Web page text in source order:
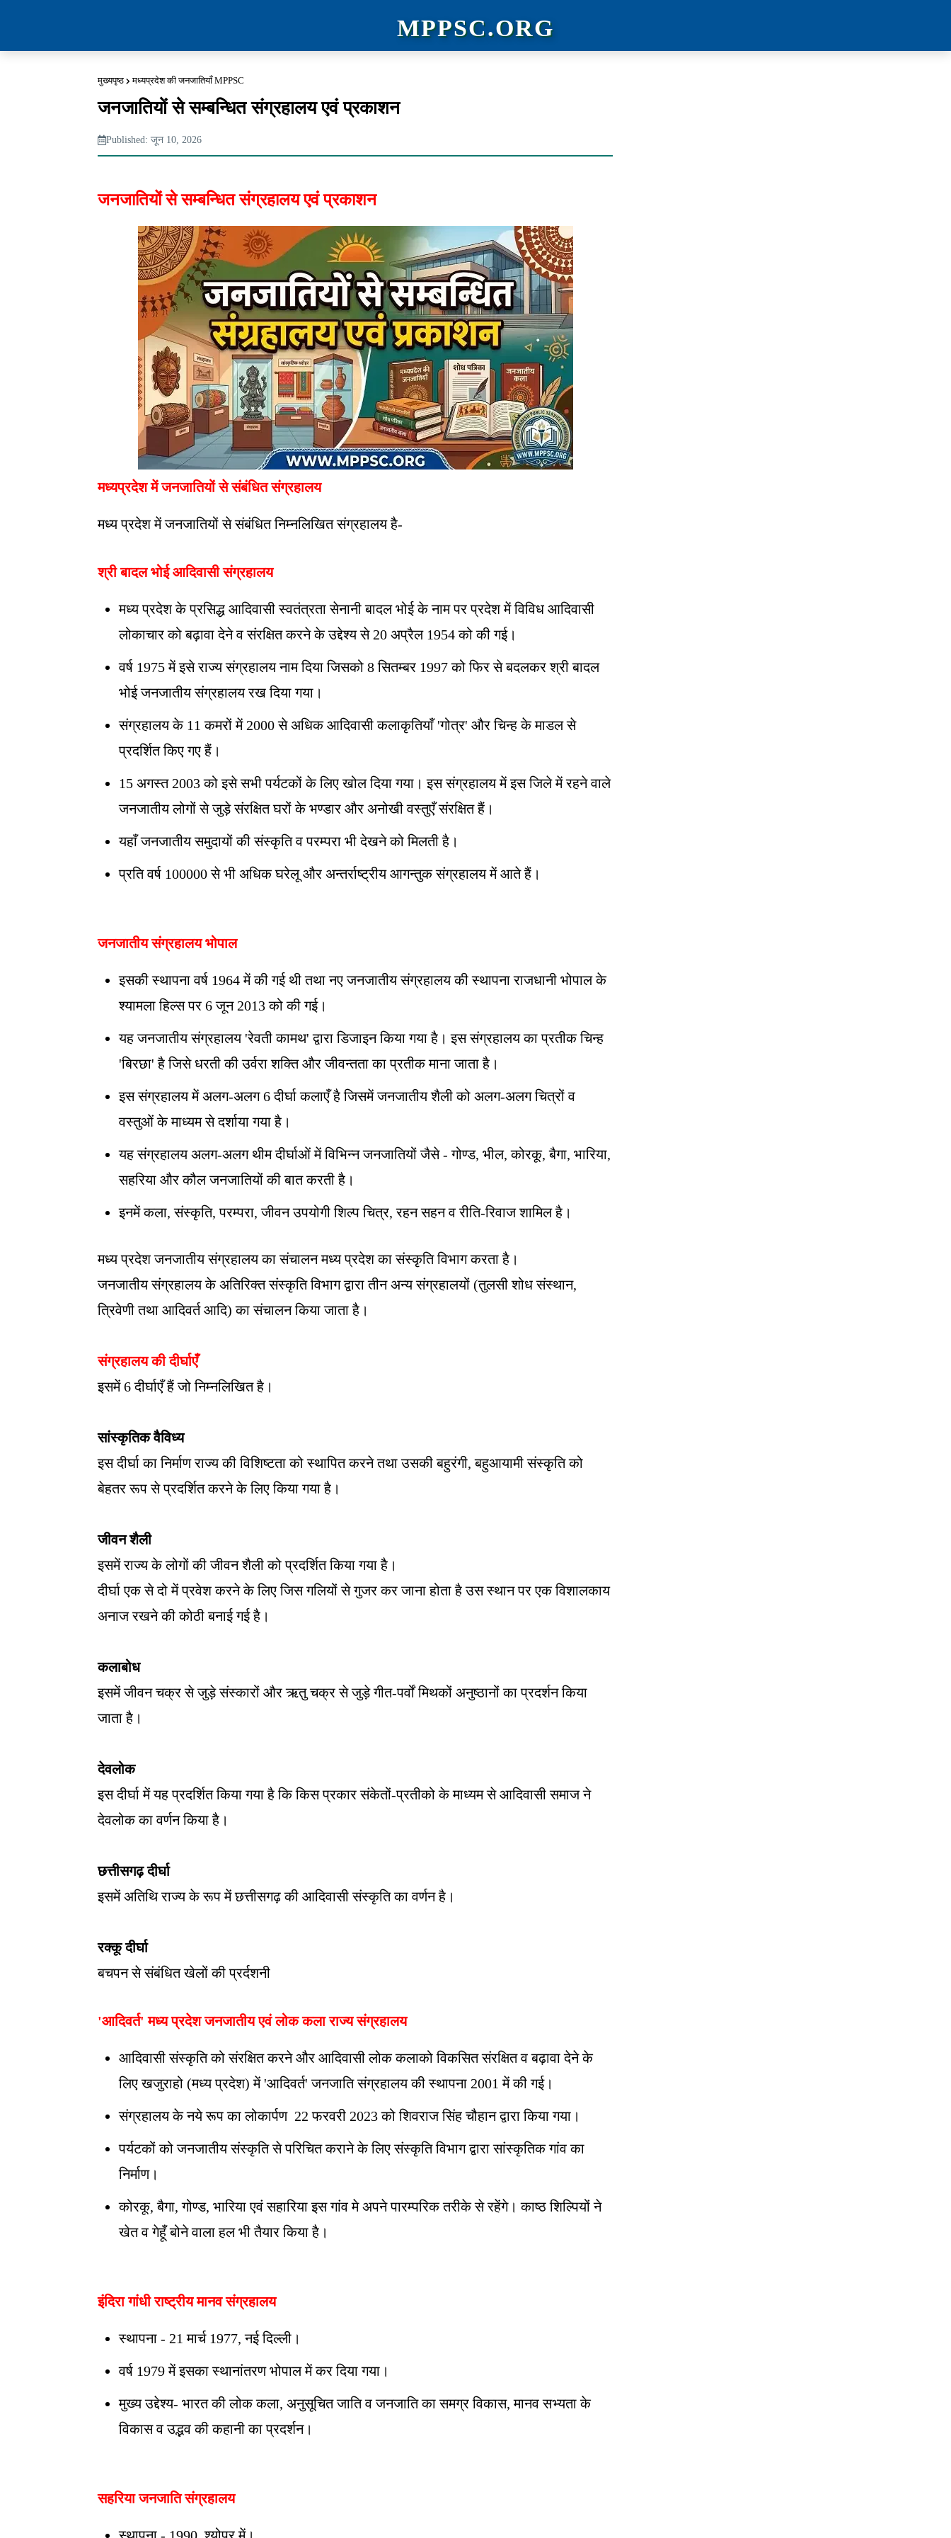
MPPSC.ORG
मुख्यपृष्ठ मध्यप्रदेश की जनजातियाँ MPPSC
जनजातियों से सम्बन्धित संग्रहालय एवं प्रकाशन
Published: जून 10, 2026
जनजातियों से सम्बन्धित संग्रहालय एवं प्रकाशन
मध्यप्रदेश में जनजातियों से संबंधित संग्रहालय
मध्य प्रदेश में जनजातियों से संबंधित निम्नलिखित संग्रहालय है-
श्री बादल भोई आदिवासी संग्रहालय
मध्य प्रदेश के प्रसिद्ध आदिवासी स्वतंत्रता सेनानी बादल भोई के नाम पर प्रदेश में विविध आदिवासी
लोकाचार को बढ़ावा देने व संरक्षित करने के उद्देश्य से 20 अप्रैल 1954 को की गई।
वर्ष 1975 में इसे राज्य संग्रहालय नाम दिया जिसको 8 सितम्बर 1997 को फिर से बदलकर श्री बादल
भोई जनजातीय संग्रहालय रख दिया गया।
संग्रहालय के 11 कमरों में 2000 से अधिक आदिवासी कलाकृतियाँ 'गोत्र' और चिन्ह के माडल से
प्रदर्शित किए गए हैं।
15 अगस्त 2003 को इसे सभी पर्यटकों के लिए खोल दिया गया। इस संग्रहालय में इस जिले में रहने वाले
जनजातीय लोगों से जुड़े संरक्षित घरों के भण्डार और अनोखी वस्तुएँ संरक्षित हैं।
यहाँ जनजातीय समुदायों की संस्कृति व परम्परा भी देखने को मिलती है।
प्रति वर्ष 100000 से भी अधिक घरेलू और अन्तर्राष्ट्रीय आगन्तुक संग्रहालय में आते हैं।
जनजातीय संग्रहालय भोपाल
इसकी स्थापना वर्ष 1964 में की गई थी तथा नए जनजातीय संग्रहालय की स्थापना राजधानी भोपाल के
श्यामला हिल्स पर 6 जून 2013 को की गई।
यह जनजातीय संग्रहालय 'रेवती कामथ' द्वारा डिजाइन किया गया है। इस संग्रहालय का प्रतीक चिन्ह
'बिरछा' है जिसे धरती की उर्वरा शक्ति और जीवन्तता का प्रतीक माना जाता है।
इस संग्रहालय में अलग-अलग 6 दीर्घा कलाएँ है जिसमें जनजातीय शैली को अलग-अलग चित्रों व
वस्तुओं के माध्यम से दर्शाया गया है।
यह संग्रहालय अलग-अलग थीम दीर्घाओं में विभिन्न जनजातियों जैसे - गोण्ड, भील, कोरकू, बैगा, भारिया,
सहरिया और कौल जनजातियों की बात करती है।
इनमें कला, संस्कृति, परम्परा, जीवन उपयोगी शिल्प चित्र, रहन सहन व रीति-रिवाज शामिल है।
मध्य प्रदेश जनजातीय संग्रहालय का संचालन मध्य प्रदेश का संस्कृति विभाग करता है।
जनजातीय संग्रहालय के अतिरिक्त संस्कृति विभाग द्वारा तीन अन्य संग्रहालयों (तुलसी शोध संस्थान,
त्रिवेणी तथा आदिवर्त आदि) का संचालन किया जाता है।
संग्रहालय की दीर्घाएँ
इसमें 6 दीर्घाएँ हैं जो निम्नलिखित है।
सांस्कृतिक वैविध्य
इस दीर्घा का निर्माण राज्य की विशिष्टता को स्थापित करने तथा उसकी बहुरंगी, बहुआयामी संस्कृति को
बेहतर रूप से प्रदर्शित करने के लिए किया गया है।
जीवन शैली
इसमें राज्य के लोगों की जीवन शैली को प्रदर्शित किया गया है।
दीर्घा एक से दो में प्रवेश करने के लिए जिस गलियों से गुजर कर जाना होता है उस स्थान पर एक विशालकाय
अनाज रखने की कोठी बनाई गई है।
कलाबोध
इसमें जीवन चक्र से जुड़े संस्कारों और ऋतु चक्र से जुड़े गीत-पर्वों मिथकों अनुष्ठानों का प्रदर्शन किया
जाता है।
देवलोक
इस दीर्घा में यह प्रदर्शित किया गया है कि किस प्रकार संकेतों-प्रतीको के माध्यम से आदिवासी समाज ने
देवलोक का वर्णन किया है।
छत्तीसगढ़ दीर्घा
इसमें अतिथि राज्य के रूप में छत्तीसगढ़ की आदिवासी संस्कृति का वर्णन है।
रक्कू दीर्घा
बचपन से संबंधित खेलों की प्रर्दशनी
'आदिवर्त' मध्य प्रदेश जनजातीय एवं लोक कला राज्य संग्रहालय
आदिवासी संस्कृति को संरक्षित करने और आदिवासी लोक कलाको विकसित संरक्षित व बढ़ावा देने के
लिए खजुराहो (मध्य प्रदेश) में 'आदिवर्त' जनजाति संग्रहालय की स्थापना 2001 में की गई।
संग्रहालय के नये रूप का लोकार्पण 22 फरवरी 2023 को शिवराज सिंह चौहान द्वारा किया गया।
पर्यटकों को जनजातीय संस्कृति से परिचित कराने के लिए संस्कृति विभाग द्वारा सांस्कृतिक गांव का
निर्माण।
कोरकू, बैगा, गोण्ड, भारिया एवं सहारिया इस गांव मे अपने पारम्परिक तरीके से रहेंगे। काष्ठ शिल्पियों ने
खेत व गेहूँ बोने वाला हल भी तैयार किया है।
इंदिरा गांधी राष्ट्रीय मानव संग्रहालय
स्थापना - 21 मार्च 1977, नई दिल्ली।
वर्ष 1979 में इसका स्थानांतरण भोपाल में कर दिया गया।
मुख्य उद्देश्य- भारत की लोक कला, अनुसूचित जाति व जनजाति का समग्र विकास, मानव सभ्यता के
विकास व उद्भव की कहानी का प्रदर्शन।
सहरिया जनजाति संग्रहालय